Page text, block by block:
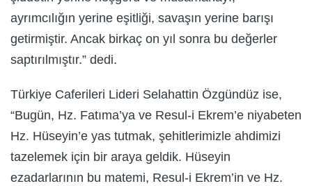
ayrımcılığın yerine eşitliği, savaşın yerine barışı
getirmiştir. Ancak birkaç on yıl sonra bu değerler
saptırılmıştır.” dedi.
Türkiye Caferileri Lideri Selahattin Özgündüz ise,
“Bugün, Hz. Fatıma’ya ve Resul-i Ekrem’e niyabeten
Hz. Hüseyin’e yas tutmak, şehitlerimizle ahdimizi
tazelemek için bir araya geldik. Hüseyin
ezadarlarının bu matemi, Resul-i Ekrem’in ve Hz.